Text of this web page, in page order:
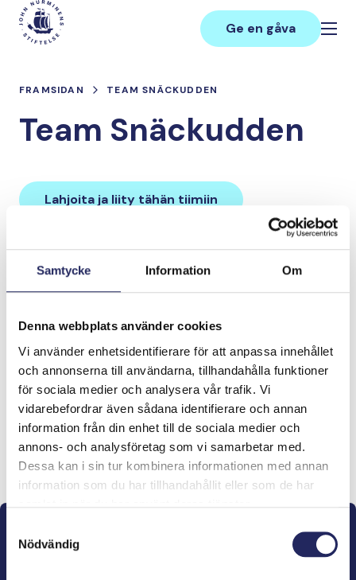
Samtycke Information Om
Denna webbplats använder cookies
Vi använder enhetsidentifierare för att anpassa innehållet
och annonserna till användarna, tillhandahålla funktioner
för sociala medier och analysera vår trafik. Vi
vidarebefordrar även sådana identifierare och annan
information från din enhet till de sociala medier och
annons- och analysföretag som vi samarbetar med.
Dessa kan i sin tur kombinera informationen med annan
information som du har tillhandahållit eller som de har
Nödvändig
Hoppa
innehåll
Main
Ge en gåva
FRAMSIDAN TEAM SNÄCKUDDEN
Team Snäckudden
Lahjoita ja liity tähän tiimiin
Tiimin lahjoitukset yhteensä:
Tiimille tehdyt
lahjoitukset
Lahjoita ja liity tähän tiimiin